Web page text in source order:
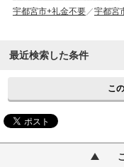
宇都宮市+礼金不要
宇都宮
最近検索した条件
こ